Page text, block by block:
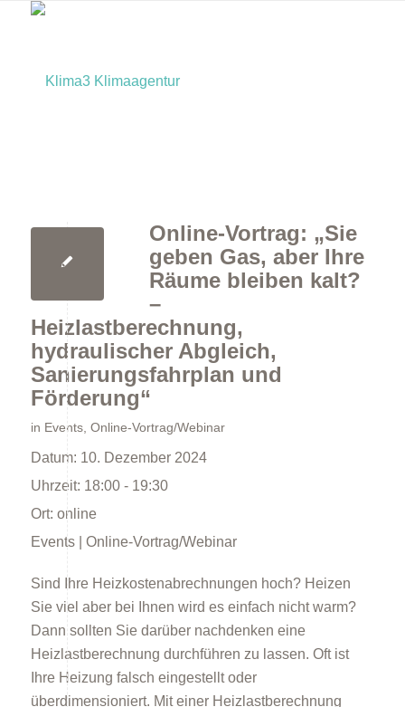
Bürger:innen
Energieberatung
Online-Vortrag: „Sie
geben Gas, aber Ihre
Räume bleiben kalt?
–
Heizlastberechnung,
hydraulischer Abgleich,
Sanierungsfahrplan und
Förderung“
in Events, Online-Vortrag/Webinar
Datum: 10. Dezember 2024
Uhrzeit: 18:00 - 19:30
Ort: online
Events | Online-Vortrag/Webinar
Sind Ihre Heizkostenabrechnungen hoch? Heizen
Sie viel aber bei Ihnen wird es einfach nicht warm?
Dann sollten Sie darüber nachdenken eine
Heizlastberechnung durchführen zu lassen. Oft ist
Ihre Heizung falsch eingestellt oder
überdimensioniert. Mit einer Heizlastberechnung